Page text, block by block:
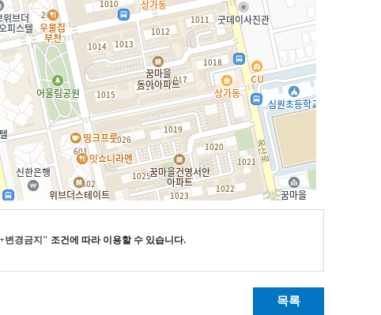
변경금지" 조건에 따라 이용할 수 있습니다.
목록